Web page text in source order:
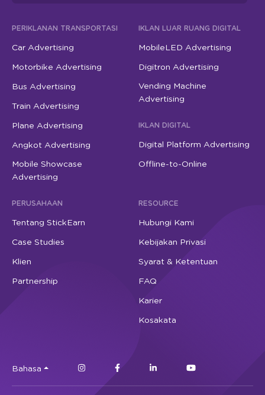
PERIKLANAN TRANSPORTASI
Car Advertising
Motorbike Advertising
Bus Advertising
Train Advertising
Plane Advertising
Angkot Advertising
Mobile Showcase
Advertising
IKLAN LUAR RUANG DIGITAL
MobileLED Advertising
Digitron Advertising
Vending Machine
Advertising
IKLAN DIGITAL
Digital Platform Advertising
Offline-to-Online
PERUSAHAAN
Tentang StickEarn
Case Studies
Klien
Partnership
RESOURCE
Hubungi Kami
Kebijakan Privasi
Syarat & Ketentuan
FAQ
Karier
Kosakata
Bahasa